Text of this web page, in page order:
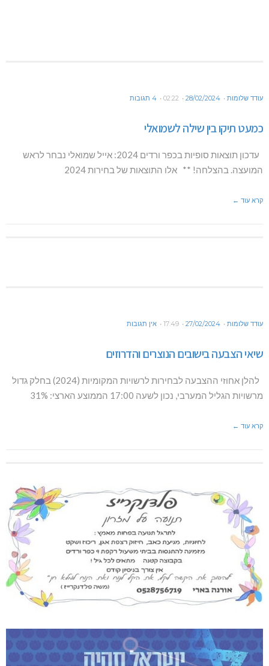
עודד שלומות 28/02/2024
02:22 4 תגובות
כמעט תיקו בין שילה לשמואלי
עדכון תוצאות סופיות בכפר ורדים 2024: אייל שמואלי נבחר לראש
המועצה. בהצלחה! ** אלו התוצאות של בחירות 2024
קרא עוד ←
עודד שלומות 27/02/2024
17:49 אין תגובות
שיאי הצבעה בישובים הנוצרים והדרוזים
להלן אחוזי ההצבעה לבחירות לרשויות המקומיות (2024) בחלק גדול
מרשויות הגליל המערבי, נכון לשעה 17:00 הממוצע הארצי: 31%
קרא עוד ←